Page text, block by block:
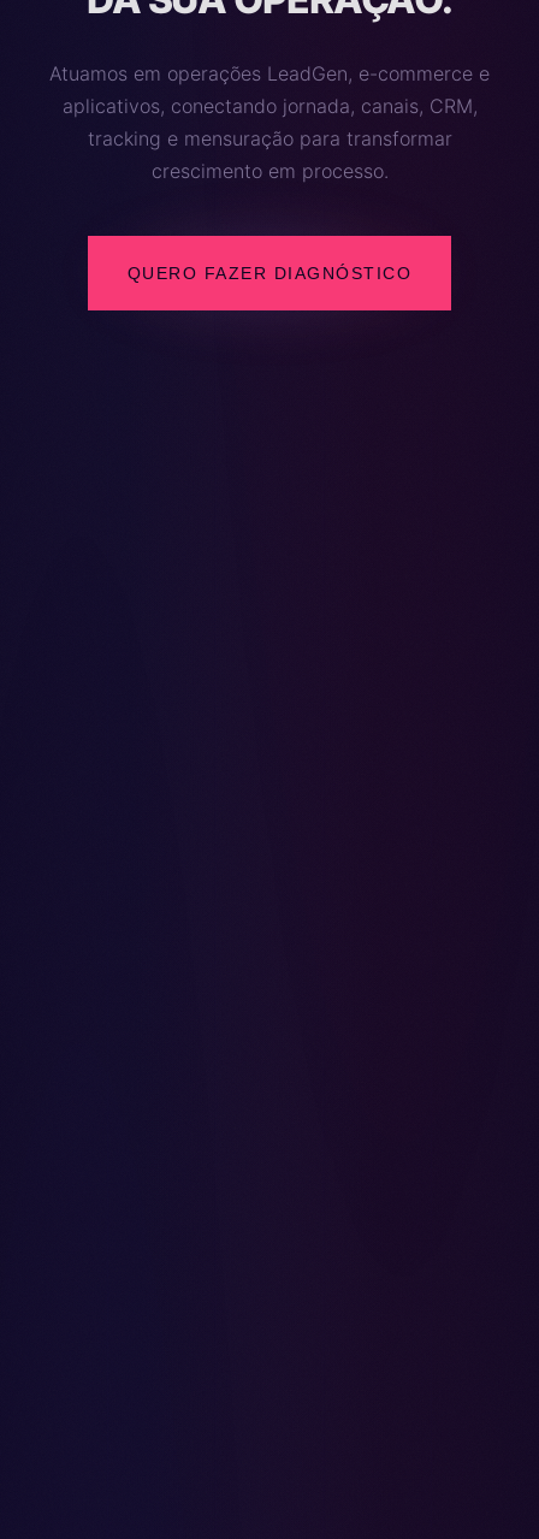
Atuamos em operações LeadGen, e-commerce e
aplicativos, conectando jornada, canais, CRM,
tracking e mensuração para transformar
crescimento em processo.
QUERO FAZER DIAGNÓSTICO